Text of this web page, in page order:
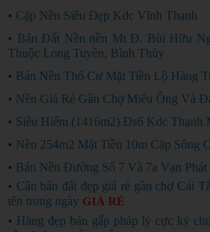
• Cặp Nền Siêu Đẹp Kdc Vĩnh Thạnh
• Bán Đất Nền nền Mt Đ. Bùi Hữu
Thuộc Long Tuyền, Bình Thủy
• Bán Nền Thổ Cư Mặt Tiền Lộ Hàng
• Nền Giá Rẻ Gần Chợ Miểu Ông Và
• Siêu Hiếm (1416m2) Đs6 Kdc Thạnh
• Nền 254m2 Mặt Tiền 10m Cặp Sông
• Bán Nền Đường Số 7 Và 7a Vạn Phát
• Cần bán đất đẹp giá rẻ gần chợ Cái
tên trong ngày GIÁ RẺ
• Hàng đẹp bán gấp pháp lý cực kỳ